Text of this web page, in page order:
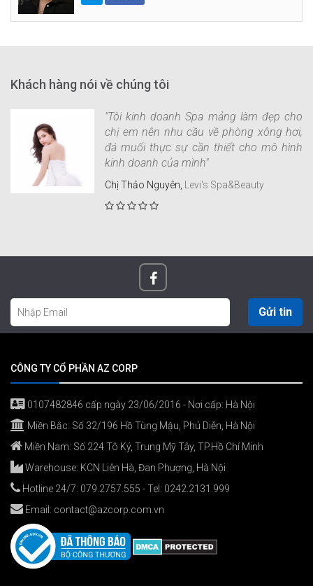
Khách hàng nói về chúng tôi
"Tôi kinh doanh Spa mảng làm đẹp cho
chị em nên nhu cầu về phòng xông hơi,
đá muối thực sự cần thiết cho mô hình
kinh doanh của mình"
Chị Thảo Nguyên, Levi's Spa&Beauty
Gửi tin
CÔNG TY CỔ PHẦN AZ CORP
0107482846 cấp ngày 23/06/2016 - Nơi cấp: Hà Nội
Miền Bắc: Số 32/196 Hồ Tùng Mậu, Phú Diễn, Hà Nội
Miền Nam: Số 224 Tô Ký, Trung Mỹ Tây, TP.Hồ Chí Minh
Warehouse: KCN Liên Hà, Đan Phượng, Hà Nội
Hotline 24/7: 079.2757.555 - Tel: 0242.2131.999
Email: contact@azcorp.com.vn